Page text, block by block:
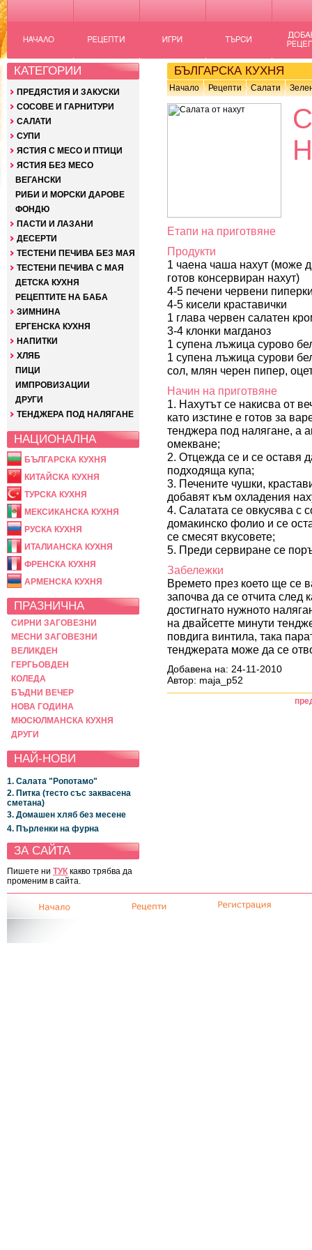
КАТЕГОРИИ
ПРЕДЯСТИЯ И ЗАКУСКИ
СОСОВЕ И ГАРНИТУРИ
САЛАТИ
СУПИ
ЯСТИЯ С МЕСО И ПТИЦИ
ЯСТИЯ БЕЗ МЕСО
ВЕГАНСКИ
РИБИ И МОРСКИ ДАРОВЕ
ФОНДЮ
ПАСТИ И ЛАЗАНИ
ДЕСЕРТИ
ТЕСТЕНИ ПЕЧИВА БЕЗ МАЯ
ТЕСТЕНИ ПЕЧИВА С МАЯ
ДЕТСКА КУХНЯ
РЕЦЕПТИТЕ НА БАБА
ЗИМНИНА
ЕРГЕНСКА КУХНЯ
НАПИТКИ
ХЛЯБ
ПИЦИ
ИМПРОВИЗАЦИИ
ДРУГИ
ТЕНДЖЕРА ПОД НАЛЯГАНЕ
НАЦИОНАЛНА
БЪЛГАРСКА КУХНЯ
КИТАЙСКА КУХНЯ
ТУРСКА КУХНЯ
МЕКСИКАНСКА КУХНЯ
РУСКА КУХНЯ
ИТАЛИАНСКА КУХНЯ
ФРЕНСКА КУХНЯ
АРМЕНСКА КУХНЯ
ПРАЗНИЧНА
СИРНИ ЗАГОВЕЗНИ
МЕСНИ ЗАГОВЕЗНИ
ВЕЛИКДЕН
ГЕРГЬОВДЕН
КОЛЕДА
БЪДНИ ВЕЧЕР
НОВА ГОДИНА
МЮСЮЛМАНСКА КУХНЯ
ДРУГИ
НАЙ-НОВИ
1. Салата "Ропотамо"
2. Питка (тесто със заквасена
сметана)
3. Домашен хляб без месене
4. Пърленки на фурна
ЗА САЙТА
Пишете ни ТУК какво трябва да
променим в сайта.
БЪЛГАРСКА КУХНЯ
Начало Рецепти Салати
Етапи на приготвяне
Продукти
1 чаена чаша нахут (може
готов консервиран нахут)
4-5 печени червени
4-5 кисели краставички
1 глава червен салатен
3-4 клонки магданоз
1 супена лъжица сурово
1 супена лъжица сурови
сол, млян черен пипер,
Начин на приготвяне
1. Нахутът се накисва от
като изстине е готов за
тенджера под налягане, а
омекване;
2. Отцежда се и се оставя
подходяща купа;
3. Печените чушки,
добавят към охладения
4. Салатата се овкусява с
домакинско фолио и се
се смесят вкусовете;
5. Преди сервиране се
Забележки
Времето през което ще се
започва да се отчита след
достигнато нужното
на двайсетте минути
повдига винтила, така
тенджерата може да се
Добавена на: 24-11-2010
Автор: maja_p52